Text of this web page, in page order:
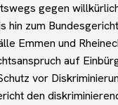
gegen
hin zum
Emmen und
auf
vor
den